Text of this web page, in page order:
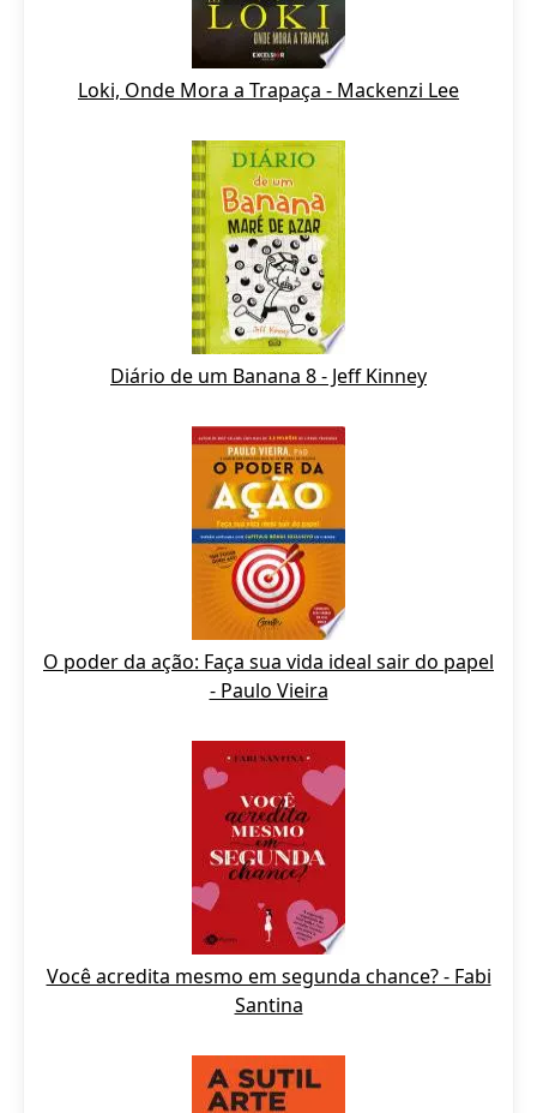
Loki, Onde Mora a Trapaça - Mackenzi Lee
Diário de um Banana 8 - Jeff Kinney
O poder da ação: Faça sua vida ideal sair do papel
- Paulo Vieira
Você acredita mesmo em segunda chance? - Fabi
Santina